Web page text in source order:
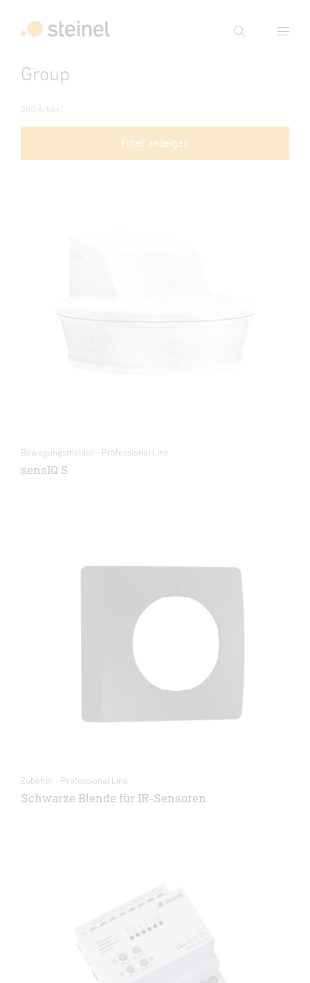
Suche
Group
280 Artikel
Filter anzeigen
Bewegungsmelder - Professional Line
sensIQ S
Zubehör - Professional Line
Schwarze Blende für IR-Sensoren